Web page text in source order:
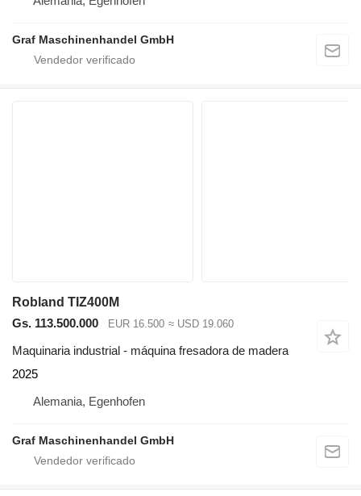
Graf Maschinenhandel GmbH
Robland TIZ400M
Gs. 113.500.000
EUR 16.500 ≈ USD 19.060
Maquinaria industrial - máquina fresadora de madera
2025
Alemania, Egenhofen
Graf Maschinenhandel GmbH